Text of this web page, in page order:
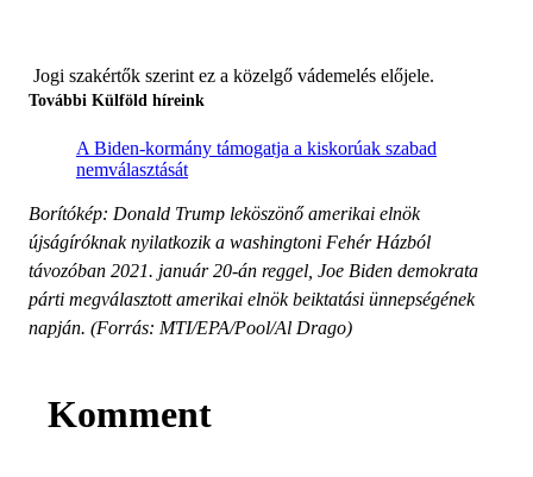
Jogi szakértők szerint ez a közelgő vádemelés előjele.
További Külföld híreink
A Biden-kormány támogatja a kiskorúak szabad
nemválasztását
Borítókép: Donald Trump leköszönő amerikai elnök
újságíróknak nyilatkozik a washingtoni Fehér Házból
távozóban 2021. január 20-án reggel, Joe Biden demokrata
párti megválasztott amerikai elnök beiktatási ünnepségének
napján. (Forrás: MTI/EPA/Pool/Al Drago)
Komment